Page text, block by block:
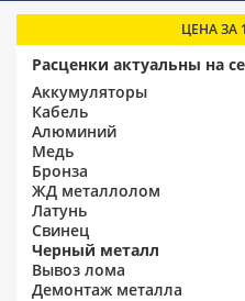
ЦЕНА ЗА
Расценки актуальны на
Аккумуляторы
Кабель
Алюминий
Медь
Бронза
ЖД металлолом
Латунь
Свинец
Черный металл
Вывоз лома
Демонтаж металла